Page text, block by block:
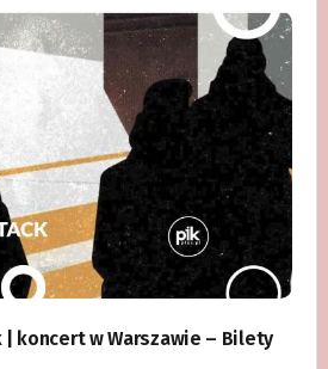
koncert w Warszawie – Bilety